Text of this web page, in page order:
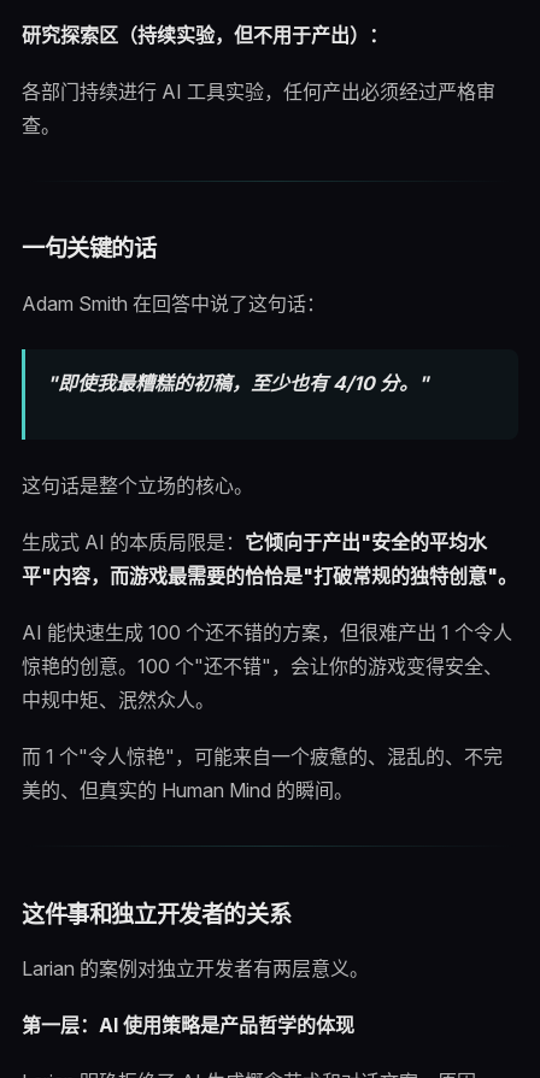
研究探索区（持续实验，但不用于产出）：
各部门持续进行 AI 工具实验，任何产出必须经过严格审
查。
一句关键的话
Adam Smith 在回答中说了这句话：
"即使我最糟糕的初稿，至少也有 4/10 分。"
这句话是整个立场的核心。
生成式 AI 的本质局限是： 它倾向于产出"安全的平均水
平"内容，而游戏最需要的恰恰是"打破常规的独特创意"。
AI 能快速生成 100 个还不错的方案，但很难产出 1 个令人
惊艳的创意。100 个"还不错"，会让你的游戏变得安全、
中规中矩、泯然众人。
而 1 个"令人惊艳"，可能来自一个疲惫的、混乱的、不完
美的、但真实的 Human Mind 的瞬间。
这件事和独立开发者的关系
Larian 的案例对独立开发者有两层意义。
第一层：AI 使用策略是产品哲学的体现